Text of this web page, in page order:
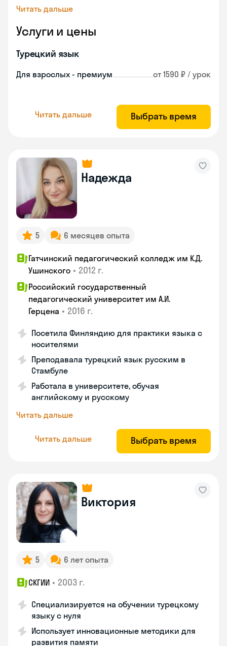
Читать дальше
Услуги и цены
Турецкий язык
Для взрослых - премиум от 1590 ₽ / урок
Читать дальше Выбрать время
Надежда
5 6 месяцев опыта
Гатчинский педагогический колледж им К.Д.
Ушинского • 2012 г.
Российский государственный
педагогический университет им А.И.
Герцена • 2016 г.
Посетила Финляндию для практики языка с
носителями
Преподавала турецкий язык русским в
Стамбуле
Работала в университете, обучая
английскому и русскому
Читать дальше
Читать дальше Выбрать время
Виктория
5 6 лет опыта
СКГИИ • 2003 г.
Специализируется на обучении турецкому
языку с нуля
Использует инновационные методики для
развития памяти